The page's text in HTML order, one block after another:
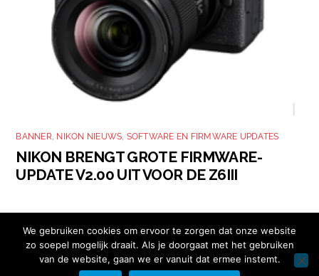
BANNER, NIKON NIEUWS, SOFTWARE EN FIRMWARE UPDATES
NIKON BRENGT GROTE FIRMWARE-
UPDATE V2.00 UIT VOOR DE Z6III
Copyright © 2026 Nikon Club Nederland |Cookies|Privacy Beleid
We gebruiken cookies om ervoor te zorgen dat onze website
zo soepel mogelijk draait. Als je doorgaat met het gebruiken
van de website, gaan we er vanuit dat ermee instemt.